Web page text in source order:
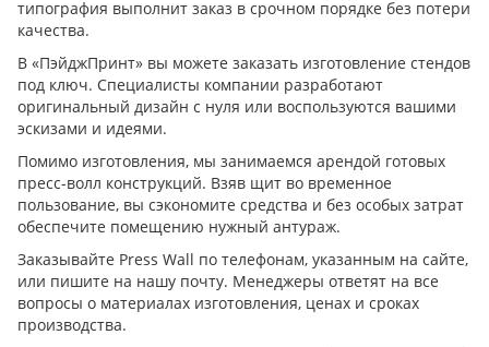
типография выполнит заказ в срочном порядке без потери
качества.
В «ПэйджПринт» вы можете заказать изготовление стендов
под ключ. Специалисты компании разработают
оригинальный дизайн с нуля или воспользуются вашими
эскизами и идеями.
Помимо изготовления, мы занимаемся арендой готовых
пресс-волл конструкций. Взяв щит во временное
пользование, вы сэкономите средства и без особых затрат
обеспечите помещению нужный антураж.
Заказывайте Press Wall по телефонам, указанным на сайте,
или пишите на нашу почту. Менеджеры ответят на все
вопросы о материалах изготовления, ценах и сроках
производства.